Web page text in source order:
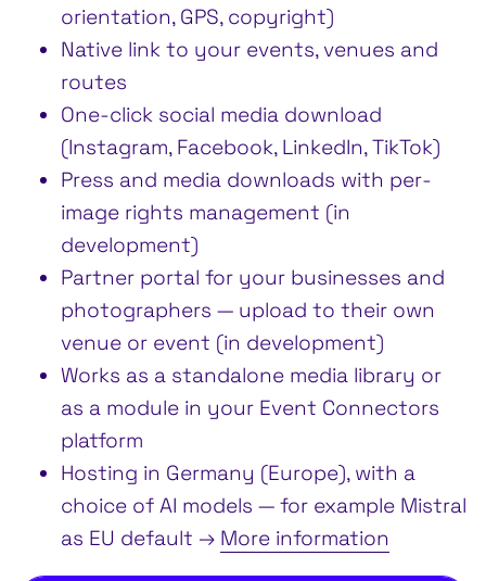
orientation, GPS, copyright)
Native link to your events, venues and
routes
One-click social media download
(Instagram, Facebook, LinkedIn, TikTok)
Press and media downloads with per-
image rights management (in
development)
Partner portal for your businesses and
photographers — upload to their own
venue or event (in development)
Works as a standalone media library or
as a module in your Event Connectors
platform
Hosting in Germany (Europe), with a
choice of AI models — for example Mistral
as EU default → More information